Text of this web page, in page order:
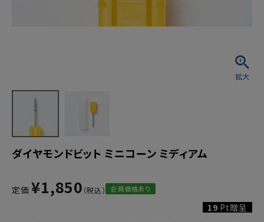
ダイヤモンドビット ミニコーン ミディアム
定価 ¥1,850 会員価格あり
19 Pt贈呈